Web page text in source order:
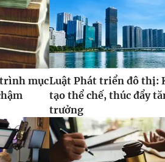
mụcLuật Phát triển đô thị:
tạo thể chế, thúc đẩy
trưởng